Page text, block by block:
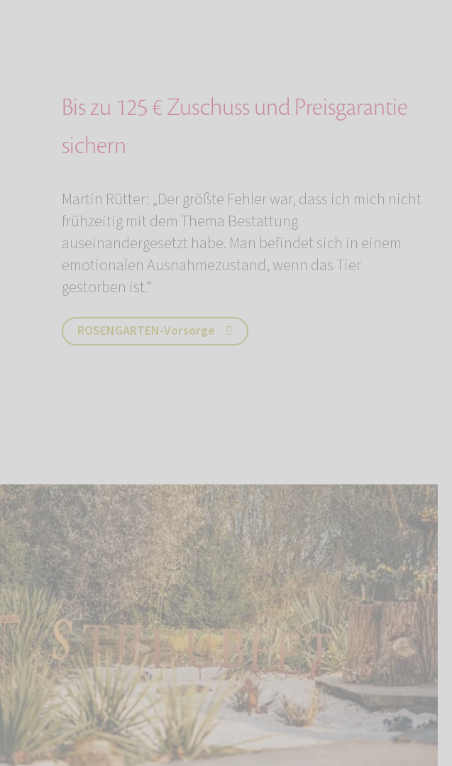
Bis zu 125 € Zuschuss und Preisgarantie
sichern
Martin Rütter: „Der größte Fehler war, dass ich mich nicht
frühzeitig mit dem Thema Bestattung
auseinandergesetzt habe. Man befindet sich in einem
emotionalen Ausnahmezustand, wenn das Tier
gestorben ist.“
ROSENGARTEN-Vorsorge